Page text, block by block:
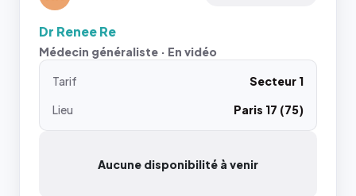
Dr Renee Re
Médecin généraliste · En vidéo
Tarif
Secteur 1
Lieu
Paris 17 (75)
Aucune disponibilité à venir